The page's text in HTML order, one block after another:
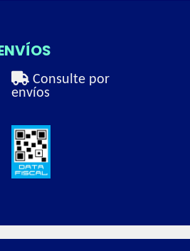
Consulte por
envíos